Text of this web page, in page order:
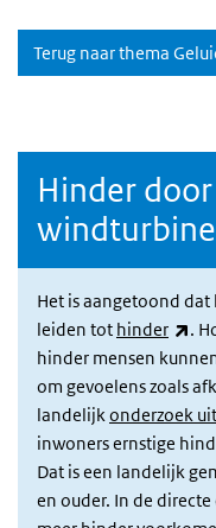
Terug naar thema
Hinder
Het is aangetoond
leiden tot hinder
.
hinder mensen
om gevoelens zoals
landelijk onderzoek
inwoners ernstige
Dat is een landelijk
en ouder. In de